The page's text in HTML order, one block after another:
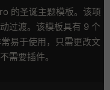
的圣诞主题模板。该项
过渡。该模板具有 9 个
易于使用，只需更改文
需要插件。